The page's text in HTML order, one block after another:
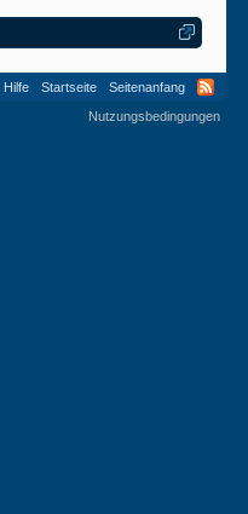
Hilfe Startseite
Seitenanfang
Nutzungsbedingungen